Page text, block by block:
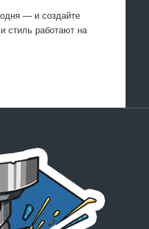
— и создайте
стиль работают на